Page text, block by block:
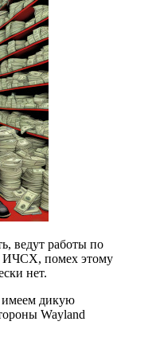
ведут работы по
ИЧСХ, помех этому
нет.
дикую
Wayland